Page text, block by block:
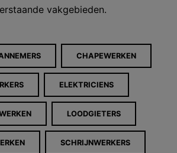
vakgebieden.
CHAPEWERKEN
ELEKTRICIENS
LOODGIETERS
SCHRIJNWERKERS